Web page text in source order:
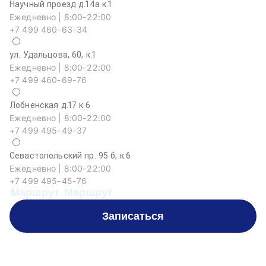
Научный проезд д.14а к.1
Ежедневно | 8:00-22:00
+7 499 460-63-34
ул. Удальцова, 60, к.1
Ежедневно | 8:00-22:00
+7 499 460-69-76
Лобненская д.17 к.6
Ежедневно | 8:00-22:00
+7 499 495-49-37
Севастопольский пр. 95 б, к.6
Ежедневно | 8:00-22:00
+7 499 495-45-76
Маршрут Маршрут
Записаться